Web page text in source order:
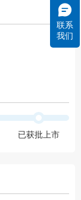
已获批上市
联系
我们